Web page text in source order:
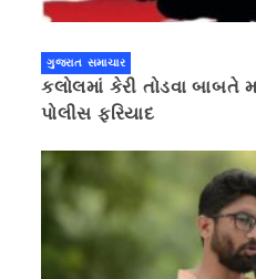
ગુજરાત સમાચાર
કલોલમાં કેરી તોડવા બાબતે
પોલીસ ફરિયાદ